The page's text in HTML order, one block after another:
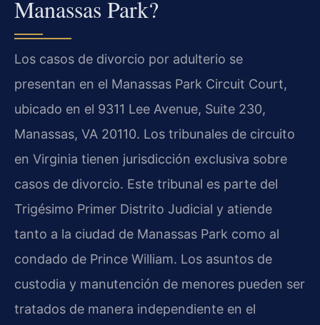
Manassas Park?
Los casos de divorcio por adulterio se
presentan en el Manassas Park Circuit Court,
ubicado en el 9311 Lee Avenue, Suite 230,
Manassas, VA 20110. Los tribunales de circuito
en Virginia tienen jurisdicción exclusiva sobre
casos de divorcio. Este tribunal es parte del
Trigésimo Primer Distrito Judicial y atiende
tanto a la ciudad de Manassas Park como al
condado de Prince William. Los asuntos de
custodia y manutención de menores pueden ser
tratados de manera independiente en el